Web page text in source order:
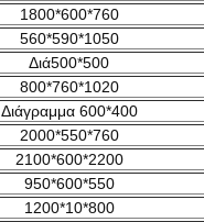
1800*600*760
560*590*1050
Διά500*500
800*760*1020
Διάγραμμα 600*400
2000*550*760
2100*600*2200
950*600*550
1200*10*800